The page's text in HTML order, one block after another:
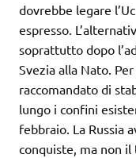
dovrebbe legare
espresso.
soprattutto dopo
Svezia alla Nato.
raccomandato di
lungo i confini
febbraio. La Russia
conquiste, ma non il